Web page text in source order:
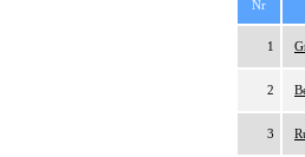
Nr
1
2
3